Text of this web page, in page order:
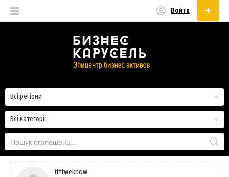
Войти
Всі категорії
Всі регіони
ifffweknow